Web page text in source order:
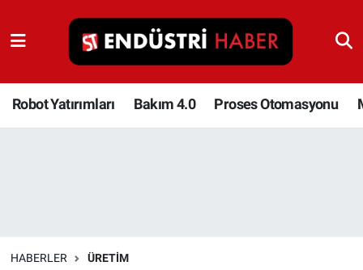
Robot Yatırımları Bakım 4.0 Proses Otomasyonu
HABERLER ÜRETIM
Robot Yatırımları
Bakım 4.0